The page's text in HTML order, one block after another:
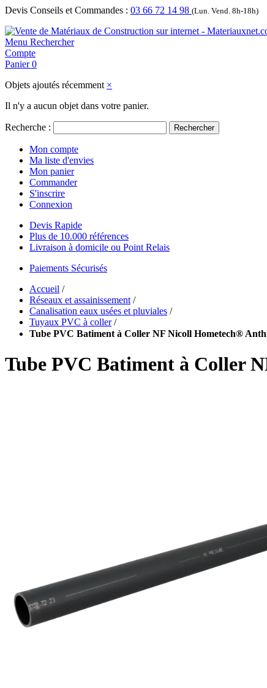
Devis Conseils et Commandes : 03 66 72 14 98 (Lun. Vend. 8h-18h)
Menu Rechercher
Compte
Panier 0
Objets ajoutés récemment ×
Il n'y a aucun objet dans votre panier.
Recherche : Rechercher
Mon compte
Ma liste d'envies
Mon panier
Commander
S'inscrire
Connexion
Devis Rapide
Plus de 10.000 références
Livraison à domicile ou Point Relais
Paiements Sécurisés
Accueil /
Réseaux et assainissement /
Canalisation eaux usées et pluviales /
Tuyaux PVC à coller /
Tube PVC Batiment à Coller NF Nicoll Hometech®
Tube PVC Batiment à Coller